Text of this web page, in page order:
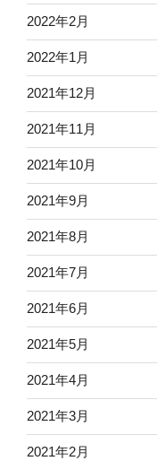
2022年2月
2022年1月
2021年12月
2021年11月
2021年10月
2021年9月
2021年8月
2021年7月
2021年6月
2021年5月
2021年4月
2021年3月
2021年2月